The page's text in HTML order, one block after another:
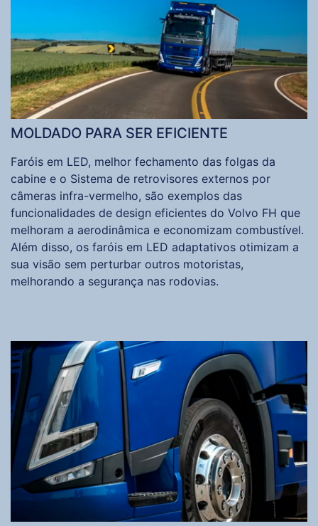
MOLDADO PARA SER EFICIENTE
Faróis em LED, melhor fechamento das folgas da
cabine e o Sistema de retrovisores externos por
câmeras infra-vermelho, são exemplos das
funcionalidades de design eficientes do Volvo FH que
melhoram a aerodinâmica e economizam combustível.
Além disso, os faróis em LED adaptativos otimizam a
sua visão sem perturbar outros motoristas,
melhorando a segurança nas rodovias.